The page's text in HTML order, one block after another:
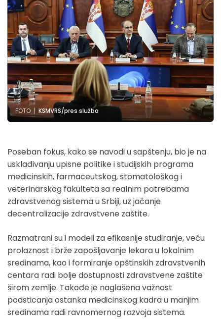
FOTO KSMVRS/pres služba
Poseban fokus, kako se navodi u sapštenju, bio je na
usklađivanju upisne politike i studijskih programa
medicinskih, farmaceutskog, stomatološkog i
veterinarskog fakulteta sa realnim potrebama
zdravstvenog sistema u Srbiji, uz jačanje
decentralizacije zdravstvene zaštite.
Razmatrani su i modeli za efikasnije studiranje, veću
prolaznost i brže zapošljavanje lekara u lokalnim
sredinama, kao i formiranje opštinskih zdravstvenih
centara radi bolje dostupnosti zdravstvene zaštite
širom zemlje. Takođe je naglašena važnost
podsticanja ostanka medicinskog kadra u manjim
sredinama radi ravnomernog razvoja sistema.